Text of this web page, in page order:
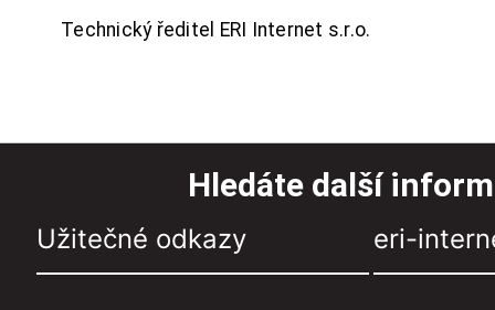
Technický ředitel ERI Internet s.r.o.
Hledáte další
Užitečné odkazy eri-